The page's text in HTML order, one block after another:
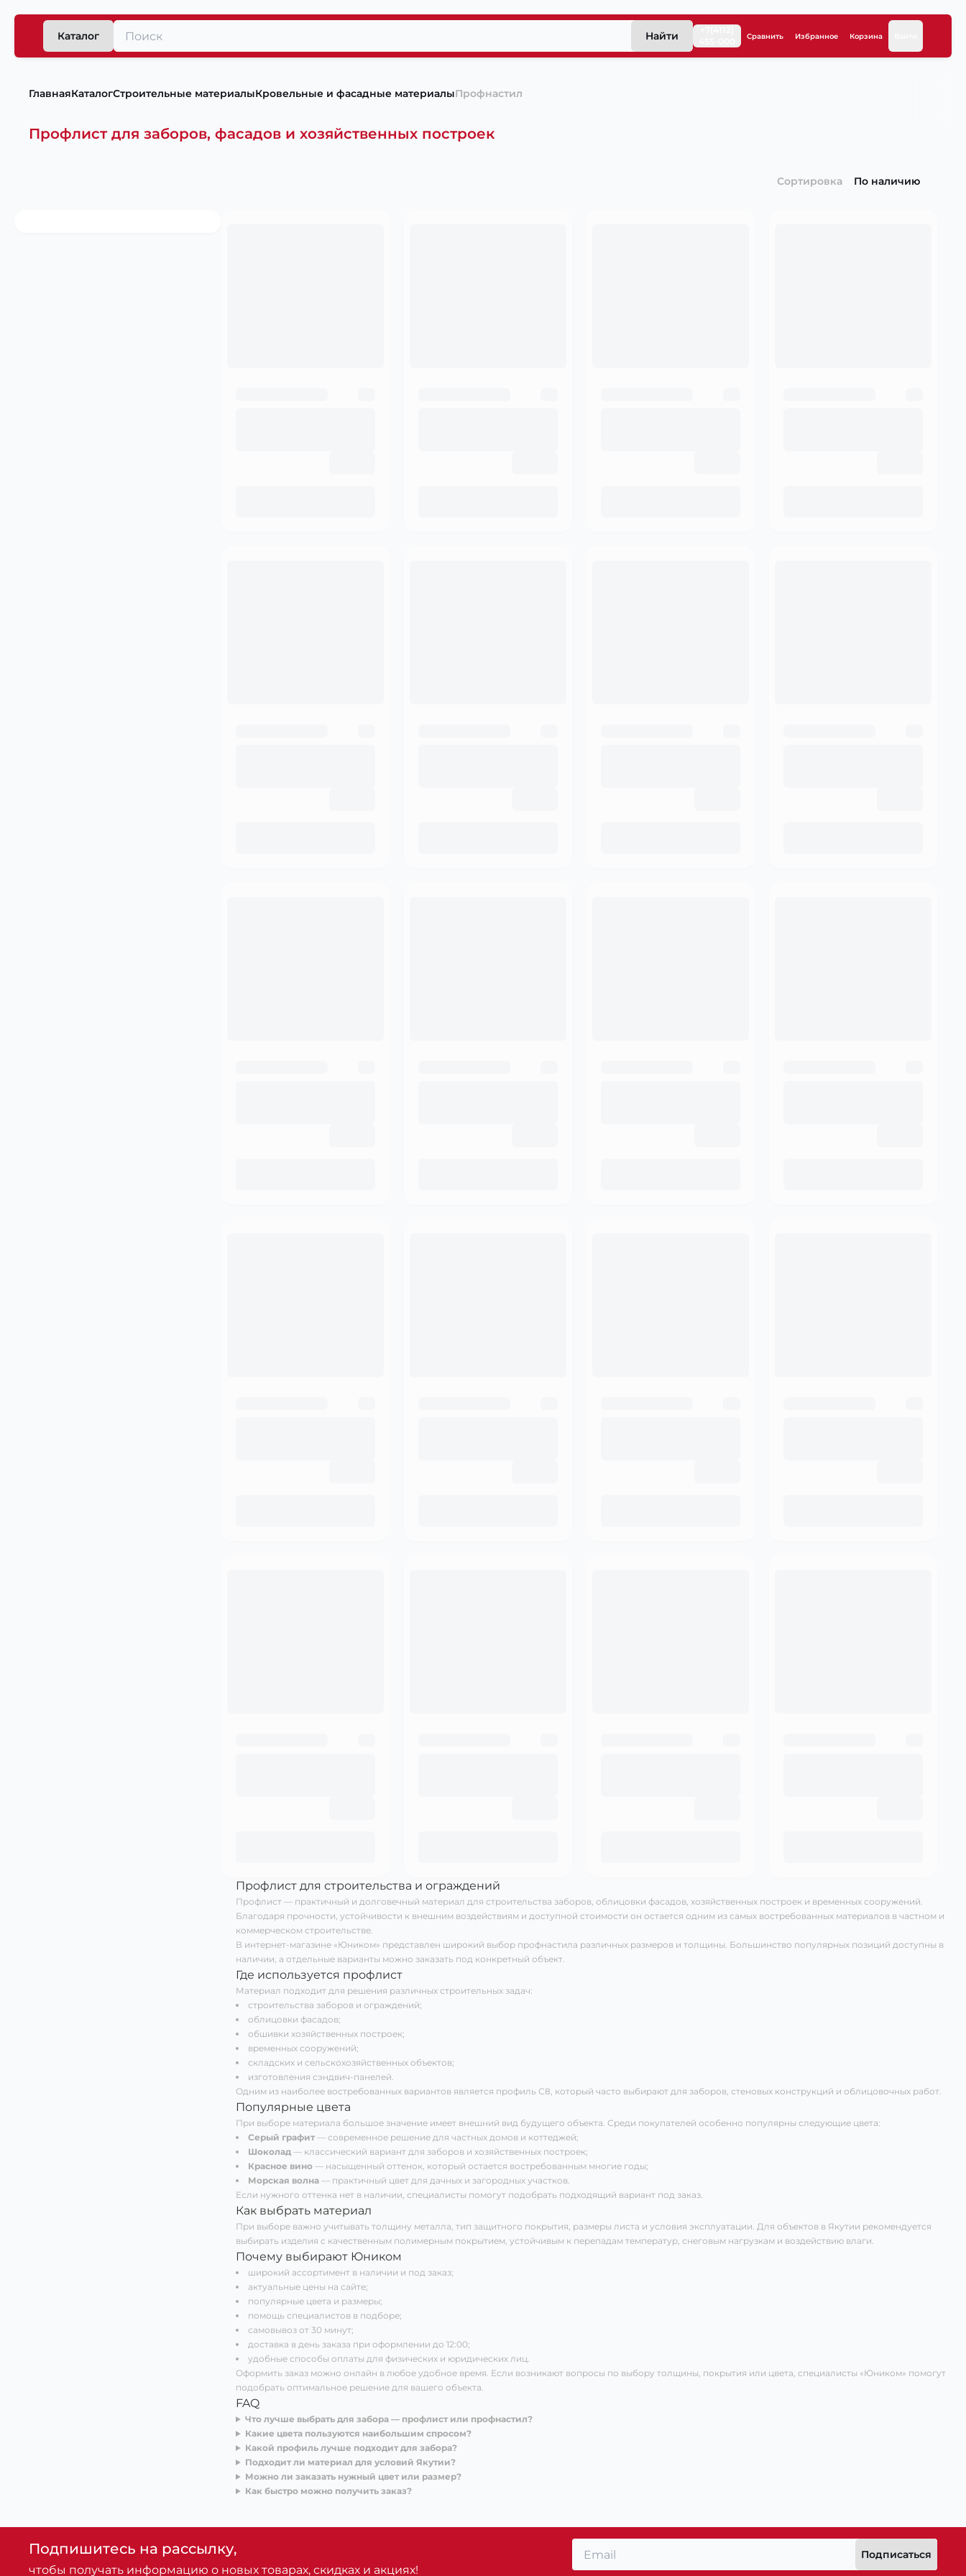
Каталог Найти Сравнить Избранное Корзина
ГлавнаяКаталогСтроительные материалыКровельные и фасадные материалыПрофнастил
Профлист для заборов, фасадов и хозяйственных построек
Сортировка По наличию
Профлист для строительства и ограждений
Профлист — практичный и долговечный материал для строительства заборов, облицовки фасадов, хозяйственных построек и временных сооружений.
Благодаря прочности, устойчивости к внешним воздействиям и доступной стоимости он остается одним из самых востребованных материалов в частном и
коммерческом строительстве.
В интернет-магазине «Юником» представлен широкий выбор профнастила различных размеров и толщины. Большинство популярных позиций доступны в
наличии, а отдельные варианты можно заказать под конкретный объект.
Где используется профлист
Материал подходит для решения различных строительных задач:
строительства заборов и ограждений;
облицовки фасадов;
обшивки хозяйственных построек;
временных сооружений;
складских и сельскохозяйственных объектов;
изготовления сэндвич-панелей.
Одним из наиболее востребованных вариантов является профиль С8, который часто выбирают для заборов, стеновых конструкций и облицовочных работ.
Популярные цвета
При выборе материала большое значение имеет внешний вид будущего объекта. Среди покупателей особенно популярны следующие цвета:
Серый графит— современное решение для частных домов и коттеджей;
Шоколад — классический вариант для заборов и хозяйственных построек;
Красное вино — насыщенный оттенок, который остается востребованным многие годы;
Морская волна — практичный цвет для дачных и загородных участков.
Если нужного оттенка нет в наличии, специалисты помогут подобрать подходящий вариант под заказ.
Как выбрать материал
При выборе важно учитывать толщину металла, тип защитного покрытия, размеры листа и условия эксплуатации. Для объектов в Якутии рекомендуется
выбирать изделия с качественным полимерным покрытием, устойчивым к перепадам температур, снеговым нагрузкам и воздействию влаги.
Почему выбирают Юником
широкий ассортимент в наличии и под заказ;
актуальные цены на сайте;
популярные цвета и размеры;
помощь специалистов в подборе;
самовывоз от 30 минут;
доставка в день заказа при оформлении до 12:00;
удобные способы оплаты для физических и юридических лиц.
Оформить заказ можно онлайн в любое удобное время. Если возникают вопросы по выбору толщины, покрытия или цвета, специалисты «Юником» помогут
подобрать оптимальное решение для вашего объекта.
FAQ
Что лучше выбрать для забора — профлист или профнастил?
Какие цвета пользуются наибольшим спросом?
Какой профиль лучше подходит для забора?
Подходит ли материал для условий Якутии?
Можно ли заказать нужный цвет или размер?
Как быстро можно получить заказ?
Подпишитесь на рассылку,
чтобы получать информацию о новых товарах, скидках и акциях!
Подписаться